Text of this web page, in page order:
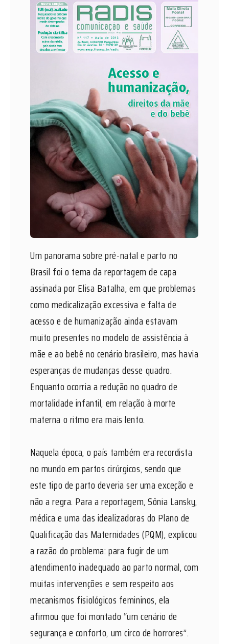
Um panorama sobre pré-natal e parto no
Brasil foi o tema da reportagem de capa
assinada por Elisa Batalha, em que problemas
como medicalização excessiva e falta de
acesso e de humanização ainda estavam
muito presentes no modelo de assistência à
mãe e ao bebê no cenário brasileiro, mas havia
esperanças de mudanças desse quadro.
Enquanto ocorria a redução no quadro de
mortalidade infantil, em relação à morte
materna o ritmo era mais lento.
Naquela época, o país também era recordista
no mundo em partos cirúrgicos, sendo que
este tipo de parto deveria ser uma exceção e
não a regra. Para a reportagem, Sônia Lansky,
médica e uma das idealizadoras do Plano de
Qualificação das Maternidades (PQM), explicou
a razão do problema: para fugir de um
atendimento inadequado ao parto normal, com
muitas intervenções e sem respeito aos
mecanismos fisiológicos femininos, ela
afirmou que foi montado “um cenário de
segurança e conforto, um circo de horrores”.